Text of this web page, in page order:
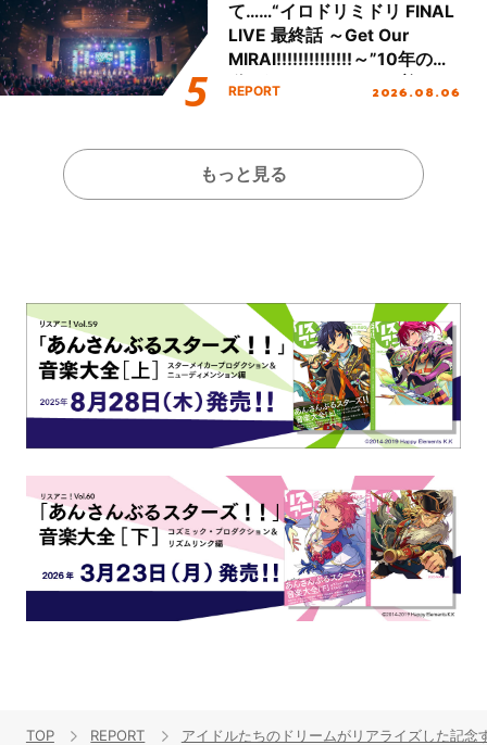
て……“イロドリミドリ FINAL
LIVE 最終話 ～Get Our
MIRAI!!!!!!!!!!!!!!～”10年の活
動を経てファイナルを迎える
REPORT 2026.08.06
もっと見る
TOP REPORT アイドルたちのドリームがリアライズした記